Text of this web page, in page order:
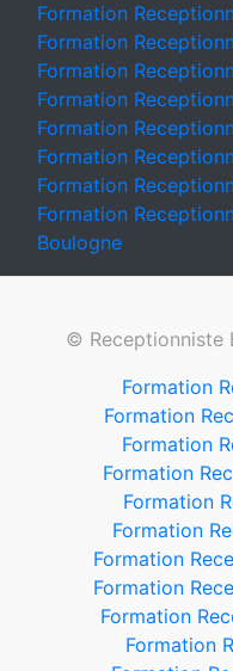
Formation
Formation
Formation
Formation
Formation
Formation
Formation
Formation
Boulogne
© Receptionniste
Formation
Formation
Formation
Formation
Formation
Formation
Formation
Formation
Formation
Formation